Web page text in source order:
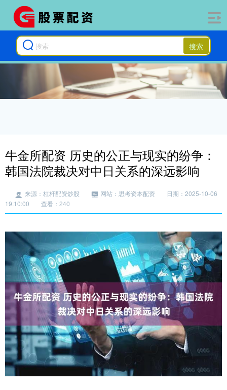
搜索
牛金所配资 历史的公正与现实的纷争：
韩国法院裁决对中日关系的深远影响
来源：杠杆配资炒股 网站：思考资本配资
日期：2025-10-06
19:10:00
查看：240